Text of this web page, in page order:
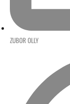
ZUBOR OLLY